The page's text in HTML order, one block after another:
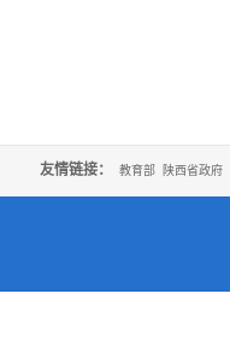
友情链接： 教育部 陕西省政府